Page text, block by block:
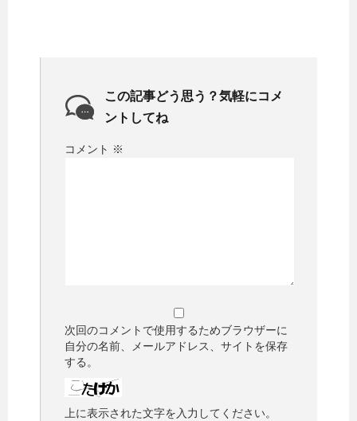
この記事どう思う？気軽にコメ
ントしてね
コメント ※
次回のコメントで使用するためブラウザーに
自分の名前、メールアドレス、サイトを保存
する。
上に表示された文字を入力してください。